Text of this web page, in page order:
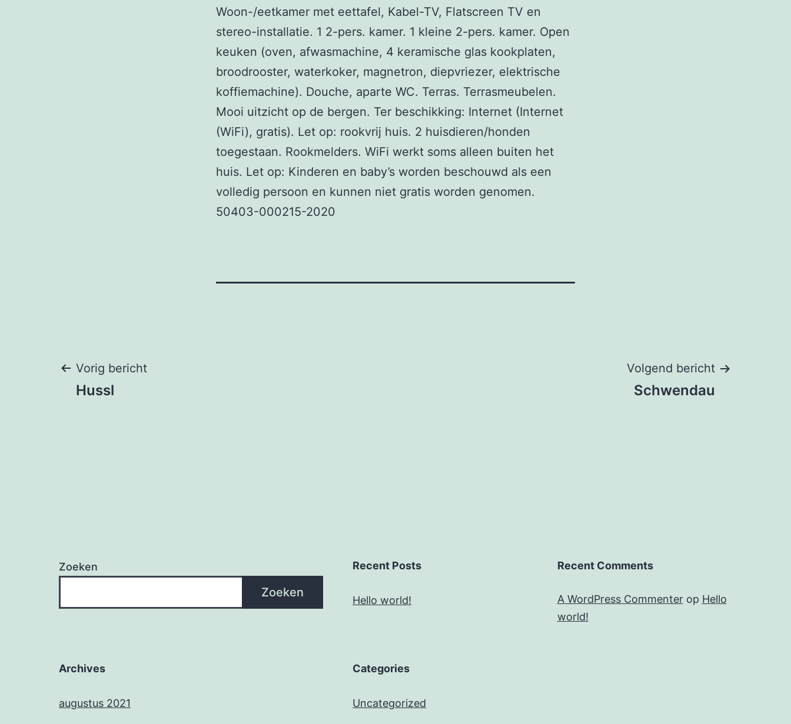
Woon-/eetkamer met eettafel, Kabel-TV, Flatscreen TV en
stereo-installatie. 1 2-pers. kamer. 1 kleine 2-pers. kamer. Open
keuken (oven, afwasmachine, 4 keramische glas kookplaten,
broodrooster, waterkoker, magnetron, diepvriezer, elektrische
koffiemachine). Douche, aparte WC. Terras. Terrasmeubelen.
Mooi uitzicht op de bergen. Ter beschikking: Internet (Internet
(WiFi), gratis). Let op: rookvrij huis. 2 huisdieren/honden
toegestaan. Rookmelders. WiFi werkt soms alleen buiten het
huis. Let op: Kinderen en baby’s worden beschouwd als een
volledig persoon en kunnen niet gratis worden genomen.
50403-000215-2020
Bericht
Vorig bericht
Hussl
Volgend bericht
Schwendau
Zoeken
Zoeken
Recent Posts
Hello world!
Recent Comments
A WordPress Commenterop Hello
world!
Archives
augustus 2021
Categories
Uncategorized